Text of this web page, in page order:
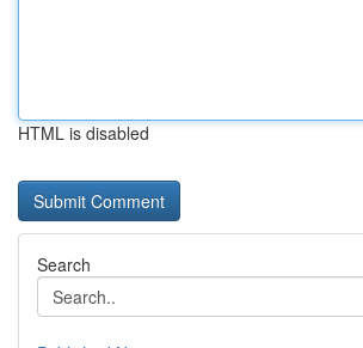
HTML is disabled
Search